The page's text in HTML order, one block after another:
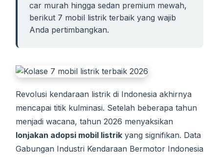
car murah hingga sedan premium mewah,
berikut 7 mobil listrik terbaik yang wajib
Anda pertimbangkan.
Revolusi kendaraan listrik di Indonesia akhirnya
mencapai titik kulminasi. Setelah beberapa tahun
menjadi wacana, tahun 2026 menyaksikan
lonjakan adopsi mobil listrik yang signifikan. Data
Gabungan Industri Kendaraan Bermotor Indonesia